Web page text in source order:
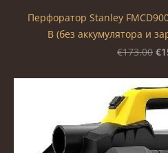
Перфоратор Stanley
В (без аккумулятора и
€173.00